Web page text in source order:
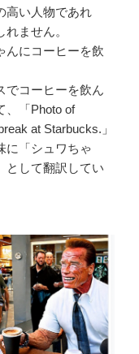
高い人物であれ
ません。
んにコーヒーを飲
でコーヒーを飲ん
、「Photo of
at Starbucks.」
に「シュワちゃ
として翻訳してい